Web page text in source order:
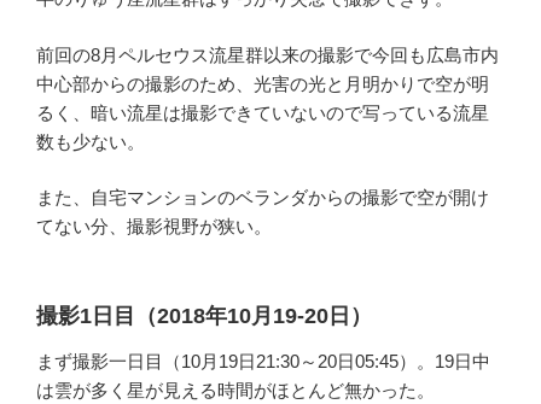
前回の8月ペルセウス流星群以来の撮影で今回も広島市内
中心部からの撮影のため、光害の光と月明かりで空が明
るく、暗い流星は撮影できていないので写っている流星
数も少ない。
また、自宅マンションのベランダからの撮影で空が開け
てない分、撮影視野が狭い。
撮影1日目（2018年10月19-20日）
まず撮影一日目（10月19日21:30～20日05:45）。19日中
は雲が多く星が見える時間がほとんど無かった。